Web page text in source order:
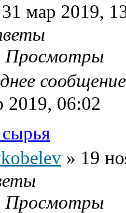
31 мар 2019,
Просмотры
2019, 06:02
» 19
Просмотры